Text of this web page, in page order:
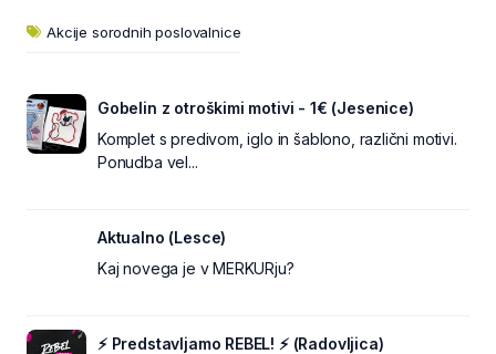
Akcije sorodnih poslovalnice
Gobelin z otroškimi motivi - 1€ (Jesenice)
Komplet s predivom, iglo in šablono, različni motivi.
Ponudba vel...
Aktualno (Lesce)
Kaj novega je v MERKURju?
⚡ Predstavljamo REBEL! ⚡ (Radovljica)